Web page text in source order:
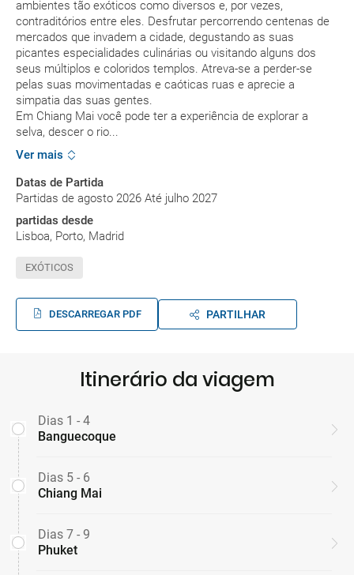
ambientes tão exóticos como diversos e, por vezes,
contraditórios entre eles. Desfrutar percorrendo centenas de
mercados que invadem a cidade, degustando as suas
picantes especialidades culinárias ou visitando alguns dos
seus múltiplos e coloridos templos. Atreva-se a perder-se
pelas suas movimentadas e caóticas ruas e aprecie a
simpatia das suas gentes.
Em Chiang Mai você pode ter a experiência de explorar a
selva, descer o rio...
Ver mais
Datas de Partida
Partidas de agosto 2026 Até julho 2027
partidas desde
Lisboa, Porto, Madrid
EXÓTICOS
DESCARREGAR PDF PARTILHAR
Itinerário da viagem
Dias 1 - 4
Banguecoque
Dias 5 - 6
Chiang Mai
Dias 7 - 9
Phuket